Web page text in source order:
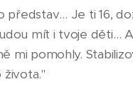
představ… Je ti 16,
mít i tvoje děti…
mi pomohly.
života."